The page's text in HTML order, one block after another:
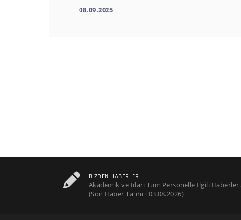
08.09.2025
BIZDEN HABERLER
Akademik ve İdari Tüm Personelle İlgili Haberler.
(Son Haber Tarihi : 03.08.2026)